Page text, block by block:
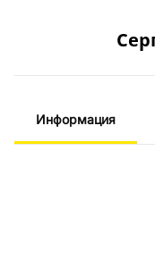
Информация